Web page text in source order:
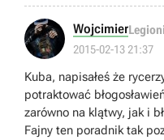
Wojcimier
2015-02-13 21:37
Kuba, napisałeś że
potraktować
zarówno na klątwy, jak i
Fajny ten poradnik tak